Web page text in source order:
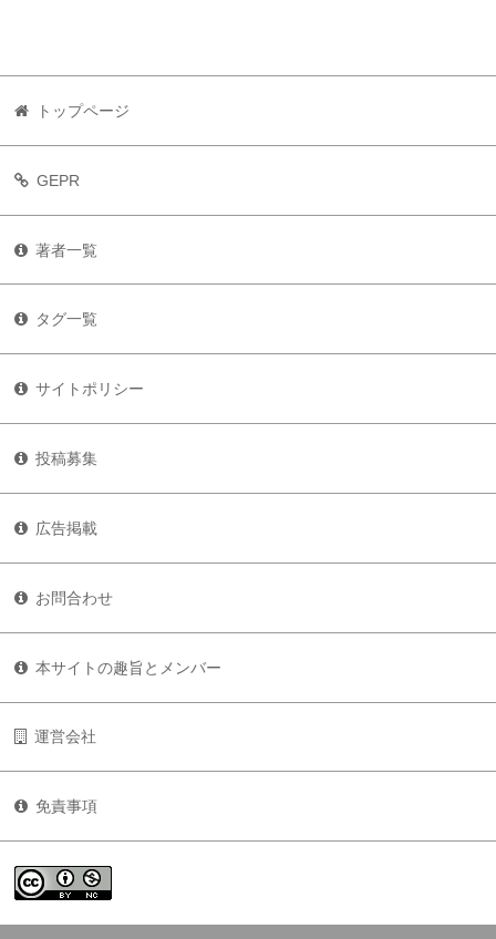
トップページ
GEPR
著者一覧
タグ一覧
サイトポリシー
投稿募集
広告掲載
お問合わせ
本サイトの趣旨とメンバー
運営会社
免責事項